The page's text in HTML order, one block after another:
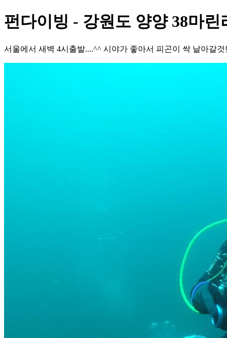
펀다이빙 - 강원도 양양 38마린
서울에서 새벽 4시출발....^^ 시야가 좋아서 피곤이 싹 날아갈